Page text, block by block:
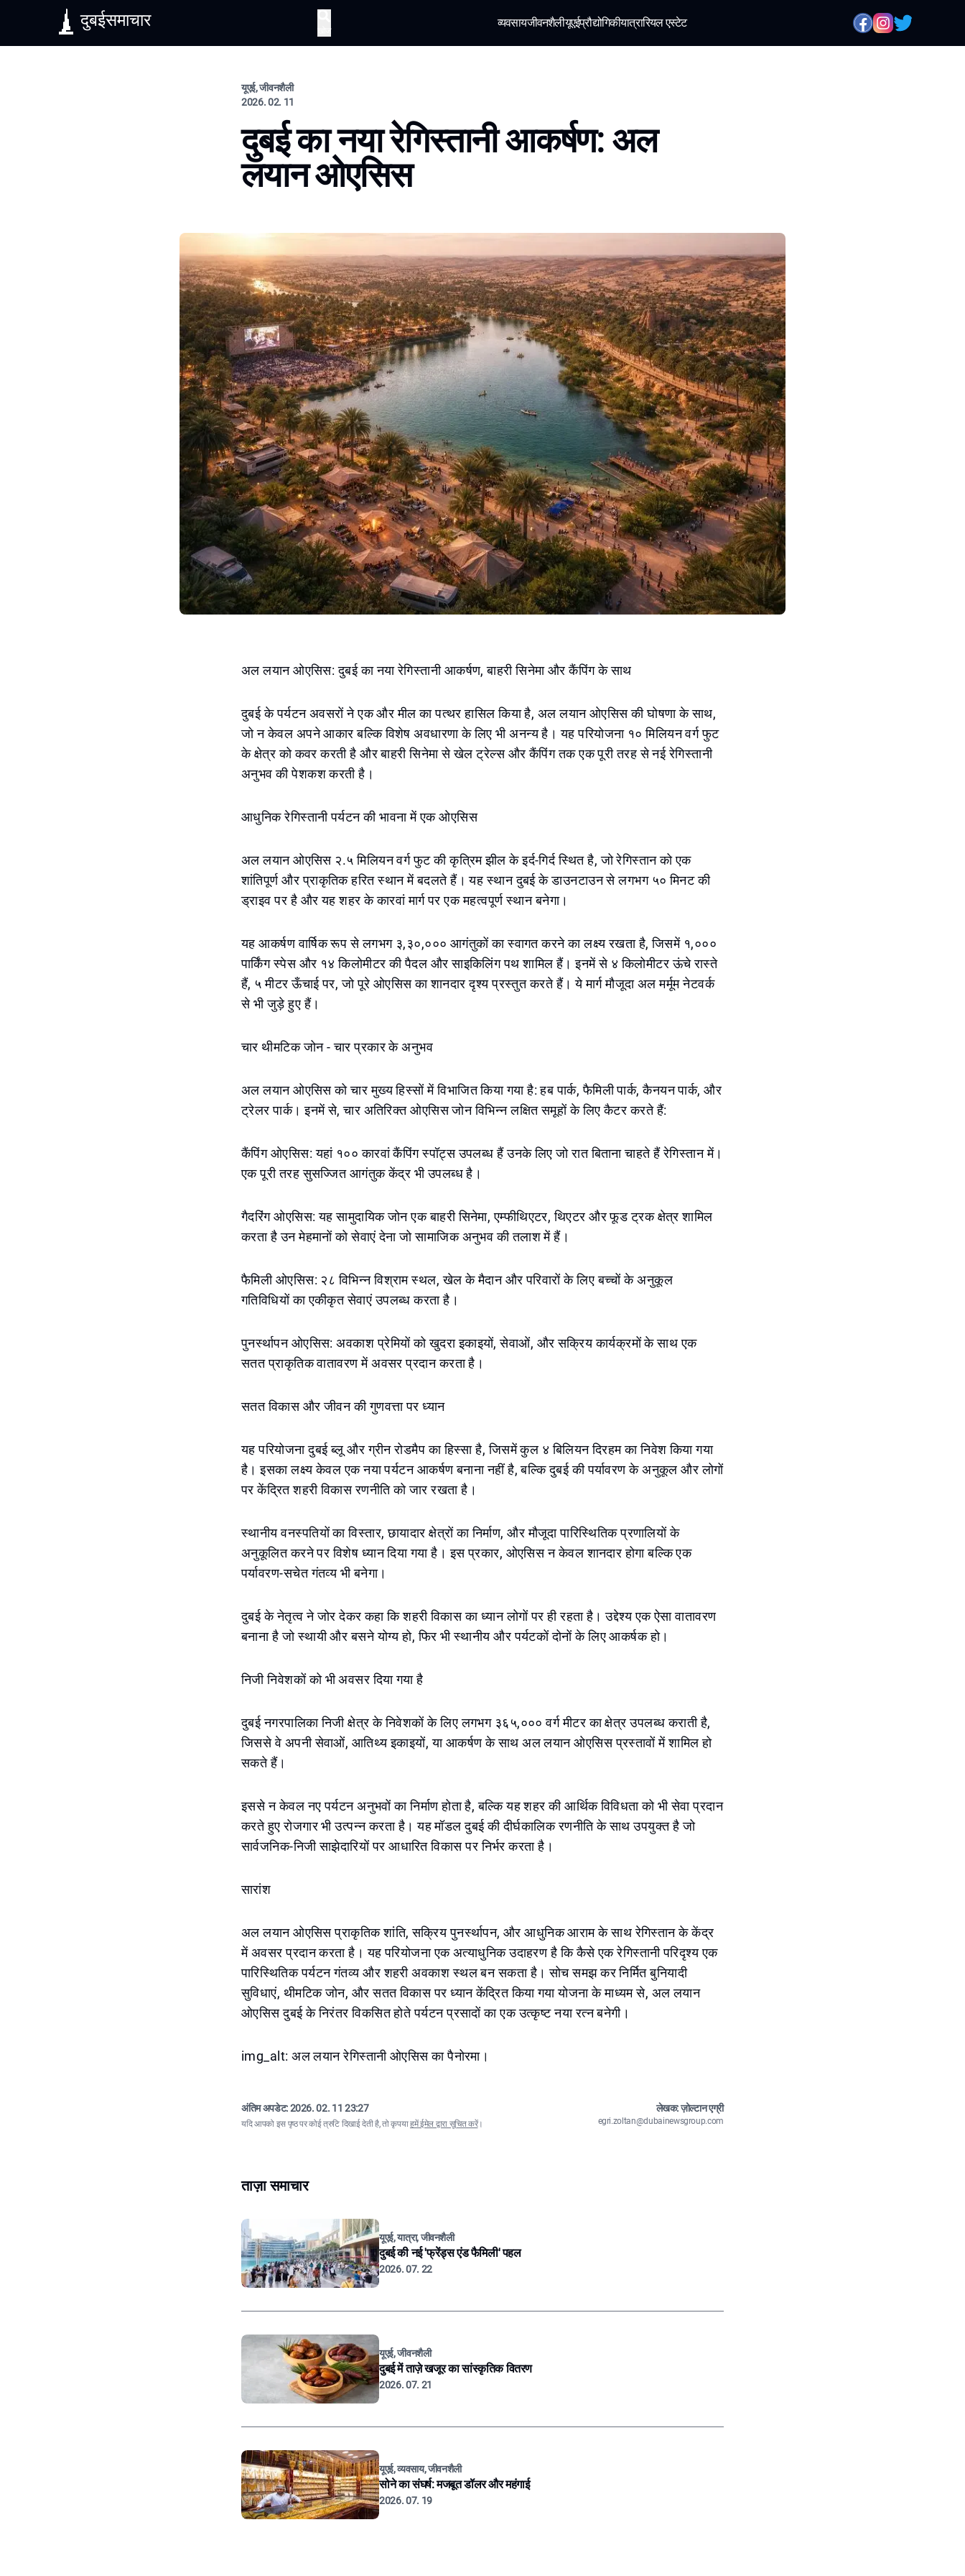
दुबईसमाचार व्यवसायजीवनशैलीयूएईप्रौद्योगिकीयात्रारियल एस्टेट
यूएई, जीवनशैली
2026. 02. 11
दुबई का नया रेगिस्तानी आकर्षण: अल
लयान ओएसिस
अल लयान ओएसिस: दुबई का नया रेगिस्तानी आकर्षण, बाहरी सिनेमा और कैंपिंग के साथ
दुबई के पर्यटन अवसरों ने एक और मील का पत्थर हासिल किया है, अल लयान ओएसिस की घोषणा के साथ,
जो न केवल अपने आकार बल्कि विशेष अवधारणा के लिए भी अनन्य है। यह परियोजना १० मिलियन वर्ग फुट
के क्षेत्र को कवर करती है और बाहरी सिनेमा से खेल ट्रेल्स और कैंपिंग तक एक पूरी तरह से नई रेगिस्तानी
अनुभव की पेशकश करती है।
आधुनिक रेगिस्तानी पर्यटन की भावना में एक ओएसिस
अल लयान ओएसिस २.५ मिलियन वर्ग फुट की कृत्रिम झील के इर्द-गिर्द स्थित है, जो रेगिस्तान को एक
शांतिपूर्ण और प्राकृतिक हरित स्थान में बदलते हैं। यह स्थान दुबई के डाउनटाउन से लगभग ५० मिनट की
ड्राइव पर है और यह शहर के कारवां मार्ग पर एक महत्वपूर्ण स्थान बनेगा।
यह आकर्षण वार्षिक रूप से लगभग ३,३०,००० आगंतुकों का स्वागत करने का लक्ष्य रखता है, जिसमें १,०००
पार्किंग स्पेस और १४ किलोमीटर की पैदल और साइकिलिंग पथ शामिल हैं। इनमें से ४ किलोमीटर ऊंचे रास्ते
हैं, ५ मीटर ऊँचाई पर, जो पूरे ओएसिस का शानदार दृश्य प्रस्तुत करते हैं। ये मार्ग मौजूदा अल मर्मूम नेटवर्क
से भी जुड़े हुए हैं।
चार थीमटिक जोन - चार प्रकार के अनुभव
अल लयान ओएसिस को चार मुख्य हिस्सों में विभाजित किया गया है: हब पार्क, फैमिली पार्क, कैनयन पार्क, और
ट्रेलर पार्क। इनमें से, चार अतिरिक्त ओएसिस जोन विभिन्न लक्षित समूहों के लिए कैटर करते हैं:
कैंपिंग ओएसिस: यहां १०० कारवां कैंपिंग स्पॉट्स उपलब्ध हैं उनके लिए जो रात बिताना चाहते हैं रेगिस्तान में।
एक पूरी तरह सुसज्जित आगंतुक केंद्र भी उपलब्ध है।
गैदरिंग ओएसिस: यह सामुदायिक जोन एक बाहरी सिनेमा, एम्फीथिएटर, थिएटर और फूड ट्रक क्षेत्र शामिल
करता है उन मेहमानों को सेवाएं देना जो सामाजिक अनुभव की तलाश में हैं।
फैमिली ओएसिस: २८ विभिन्न विश्राम स्थल, खेल के मैदान और परिवारों के लिए बच्चों के अनुकूल
गतिविधियों का एकीकृत सेवाएं उपलब्ध करता है।
पुनर्स्थापन ओएसिस: अवकाश प्रेमियों को खुदरा इकाइयों, सेवाओं, और सक्रिय कार्यक्रमों के साथ एक
सतत प्राकृतिक वातावरण में अवसर प्रदान करता है।
सतत विकास और जीवन की गुणवत्ता पर ध्यान
यह परियोजना दुबई ब्लू और ग्रीन रोडमैप का हिस्सा है, जिसमें कुल ४ बिलियन दिरहम का निवेश किया गया
है। इसका लक्ष्य केवल एक नया पर्यटन आकर्षण बनाना नहीं है, बल्कि दुबई की पर्यावरण के अनुकूल और लोगों
पर केंद्रित शहरी विकास रणनीति को जार रखता है।
स्थानीय वनस्पतियों का विस्तार, छायादार क्षेत्रों का निर्माण, और मौजूदा पारिस्थितिक प्रणालियों के
अनुकूलित करने पर विशेष ध्यान दिया गया है। इस प्रकार, ओएसिस न केवल शानदार होगा बल्कि एक
पर्यावरण-सचेत गंतव्य भी बनेगा।
दुबई के नेतृत्व ने जोर देकर कहा कि शहरी विकास का ध्यान लोगों पर ही रहता है। उद्देश्य एक ऐसा वातावरण
बनाना है जो स्थायी और बसने योग्य हो, फिर भी स्थानीय और पर्यटकों दोनों के लिए आकर्षक हो।
निजी निवेशकों को भी अवसर दिया गया है
दुबई नगरपालिका निजी क्षेत्र के निवेशकों के लिए लगभग ३६५,००० वर्ग मीटर का क्षेत्र उपलब्ध कराती है,
जिससे वे अपनी सेवाओं, आतिथ्य इकाइयों, या आकर्षण के साथ अल लयान ओएसिस प्रस्तावों में शामिल हो
सकते हैं।
इससे न केवल नए पर्यटन अनुभवों का निर्माण होता है, बल्कि यह शहर की आर्थिक विविधता को भी सेवा प्रदान
करते हुए रोजगार भी उत्पन्न करता है। यह मॉडल दुबई की दीर्घकालिक रणनीति के साथ उपयुक्त है जो
सार्वजनिक-निजी साझेदारियों पर आधारित विकास पर निर्भर करता है।
सारांश
अल लयान ओएसिस प्राकृतिक शांति, सक्रिय पुनर्स्थापन, और आधुनिक आराम के साथ रेगिस्तान के केंद्र
में अवसर प्रदान करता है। यह परियोजना एक अत्याधुनिक उदाहरण है कि कैसे एक रेगिस्तानी परिदृश्य एक
पारिस्थितिक पर्यटन गंतव्य और शहरी अवकाश स्थल बन सकता है। सोच समझ कर निर्मित बुनियादी
सुविधाएं, थीमटिक जोन, और सतत विकास पर ध्यान केंद्रित किया गया योजना के माध्यम से, अल लयान
ओएसिस दुबई के निरंतर विकसित होते पर्यटन प्रसादों का एक उत्कृष्ट नया रत्न बनेगी।
img_alt: अल लयान रेगिस्तानी ओएसिस का पैनोरमा।
अंतिम अपडेट:2026. 02. 11 23:27
यदि आपको इस पृष्ठ पर कोई त्रुटि दिखाई देती है, तो कृपयाहमें ईमेल द्वारा सूचित करें।
लेखक: ज़ोल्टान एग्री
egri.zoltan@dubainewsgroup.com
ताज़ा समाचार
यूएई, यात्रा, जीवनशैली
दुबई की नई 'फ्रेंड्स एंड फैमिली' पहल
2026. 07. 22
यूएई, जीवनशैली
दुबई में ताज़े खजूर का सांस्कृतिक वितरण
2026. 07. 21
यूएई, व्यवसाय, जीवनशैली
सोने का संघर्ष: मजबूत डॉलर और महंगाई
2026. 07. 19